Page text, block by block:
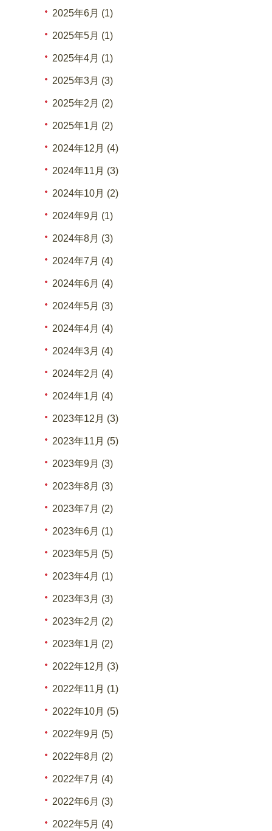
2025年6月 (1)
2025年5月 (1)
2025年4月 (1)
2025年3月 (3)
2025年2月 (2)
2025年1月 (2)
2024年12月 (4)
2024年11月 (3)
2024年10月 (2)
2024年9月 (1)
2024年8月 (3)
2024年7月 (4)
2024年6月 (4)
2024年5月 (3)
2024年4月 (4)
2024年3月 (4)
2024年2月 (4)
2024年1月 (4)
2023年12月 (3)
2023年11月 (5)
2023年9月 (3)
2023年8月 (3)
2023年7月 (2)
2023年6月 (1)
2023年5月 (5)
2023年4月 (1)
2023年3月 (3)
2023年2月 (2)
2023年1月 (2)
2022年12月 (3)
2022年11月 (1)
2022年10月 (5)
2022年9月 (5)
2022年8月 (2)
2022年7月 (4)
2022年6月 (3)
2022年5月 (4)